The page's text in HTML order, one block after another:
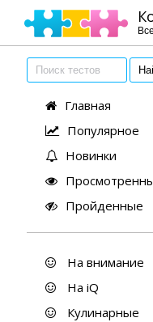
Главная
Популярное
Новинки
Пройденные
На внимание
На iQ
Кулинарные